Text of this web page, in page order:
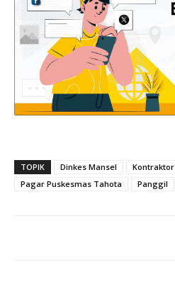
TOPIK Dinkes Mansel Kontraktor
Pagar Puskesmas Tahota
Panggil